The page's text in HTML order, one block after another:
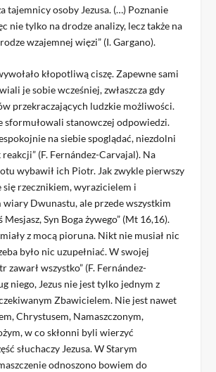
tajemnicy osoby Jezusa. (…) Poznanie
nie tylko na drodze analizy, lecz także na
wzajemnej więzi” (I. Gargano).
kłopotliwą ciszę. Zapewne sami
je sobie wcześniej, zwłaszcza gdy
przekraczających ludzkie możliwości.
sformułowali stanowczej odpowiedzi.
na siebie spoglądać, niezdolni
(F. Fernández-Carvajal). Na
wybawił ich Piotr. Jak zwykle pierwszy
się rzecznikiem, wyrazicielem i
Dwunastu, ale przede wszystkim
Mesjasz, Syn Boga żywego” (Mt 16,16).
z mocą pioruna. Nikt nie musiał nic
było nic uzupełniać. W swojej
zawarł wszystko” (F. Fernández-
niego, Jezus nie jest tylko jednym z
Zbawicielem. Nie jest nawet
Chrystusem, Namaszczonym,
w co skłonni byli wierzyć
słuchaczy Jezusa. W Starym
odnoszono bowiem do